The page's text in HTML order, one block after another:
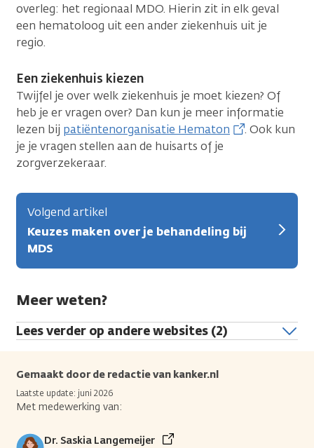
overleg: het regionaal MDO. Hierin zit in elk geval
een hematoloog uit een ander ziekenhuis uit je
regio.
Een ziekenhuis kiezen
Twijfel je over welk ziekenhuis je moet kiezen? Of
heb je er vragen over? Dan kun je meer informatie
lezen bij patiëntenorganisatie Hematon
. Ook kun
je je vragen stellen aan de huisarts of je
zorgverzekeraar.
Volgend artikel
Keuzes maken over je behandeling bij
MDS
Meer weten?
Lees verder op andere websites (2)
Gemaakt door de redactie van kanker.nl
Laatste update: juni 2026
Met medewerking van:
Dr. Saskia Langemeijer